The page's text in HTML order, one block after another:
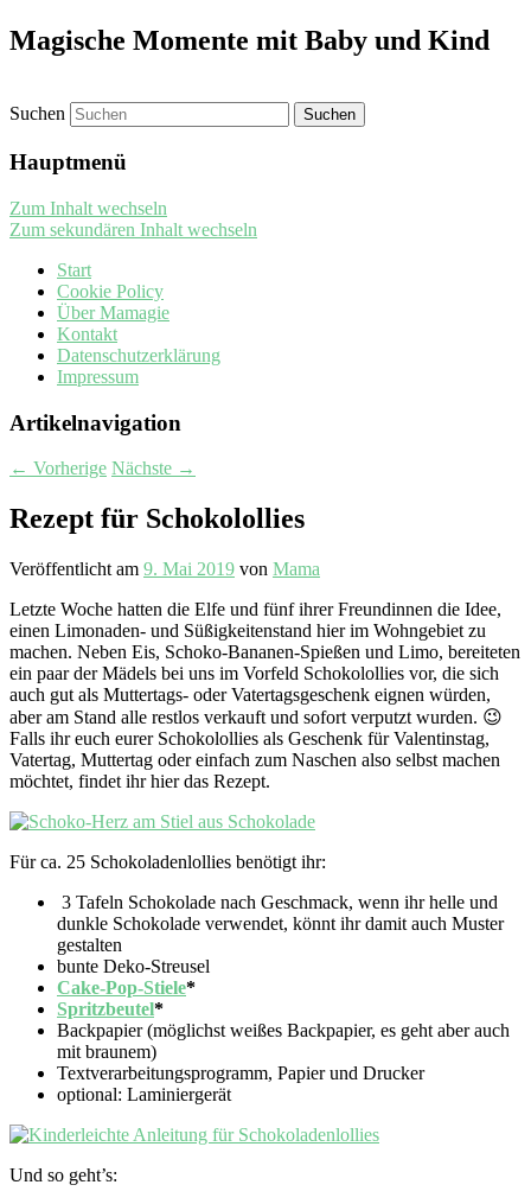
Magische Momente mit Baby und Kind
Suchen
Hauptmenü
Zum Inhalt wechseln
Zum sekundären Inhalt wechseln
Start
Cookie Policy
Über Mamagie
Kontakt
Datenschutzerklärung
Impressum
Artikelnavigation
← Vorherige Nächste →
Rezept für Schokolollies
Veröffentlicht am 9. Mai 2019 von Mama
Letzte Woche hatten die Elfe und fünf ihrer Freundinnen die Idee,
einen Limonaden- und Süßigkeitenstand hier im Wohngebiet zu
machen. Neben Eis, Schoko-Bananen-Spießen und Limo, bereiteten
ein paar der Mädels bei uns im Vorfeld Schokolollies vor, die sich
auch gut als Muttertags- oder Vatertagsgeschenk eignen würden,
aber am Stand alle restlos verkauft und sofort verputzt wurden. 😉
Falls ihr euch eurer Schokolollies als Geschenk für Valentinstag,
Vatertag, Muttertag oder einfach zum Naschen also selbst machen
möchtet, findet ihr hier das Rezept.
Für ca. 25 Schokoladenlollies benötigt ihr:
3 Tafeln Schokolade nach Geschmack, wenn ihr helle und
dunkle Schokolade verwendet, könnt ihr damit auch Muster
gestalten
bunte Deko-Streusel
Cake-Pop-Stiele*
Spritzbeutel*
Backpapier (möglichst weißes Backpapier, es geht aber auch
mit braunem)
Textverarbeitungsprogramm, Papier und Drucker
optional: Laminiergerät
Und so geht’s: